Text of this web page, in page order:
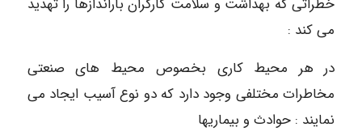
خطراتی که بهداشت و سلامت کارگران باراندازها را تهدید
می کند :
در هر محیط کاری بخصوص محیط های صنعتی
مخاطرات مختلفی وجود دارد که دو نوع آسیب ایجاد می
نمایند : حوادث و بیماریها